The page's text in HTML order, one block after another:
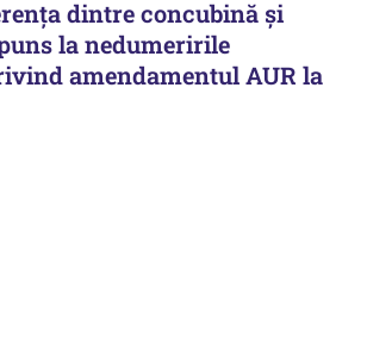
dintre concubină și
la nedumeririle
amendamentul AUR la